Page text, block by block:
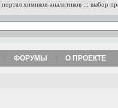
портал химиков-аналитиков ::: выбор
ФОРУМЫ О ПРОЕКТЕ